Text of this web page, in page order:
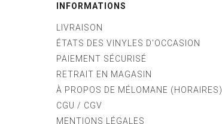
INFORMATIONS
LIVRAISON
ÉTATS DES VINYLES D'OCCASION
PAIEMENT SÉCURISÉ
RETRAIT EN MAGASIN
À PROPOS DE MÉLOMANE (HORAIRES)
CGU / CGV
MENTIONS LÉGALES